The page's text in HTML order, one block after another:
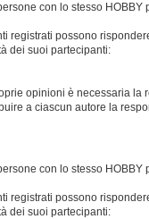
con lo stesso
possono
dei suoi partecipanti:
opinioni è necessaria la
a ciascun autore la
con lo stesso
possono
dei suoi partecipanti: